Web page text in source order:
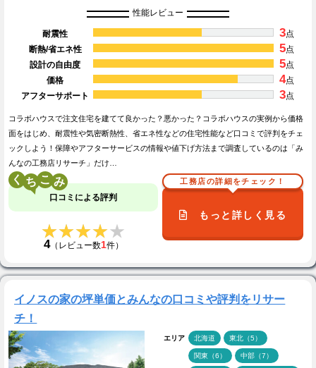
性能レビュー
耐震性 3点
断熱/省エネ性
5点
設計の自由度
5点
価格
4点
アフターサポート
3点
コラボハウスで注文住宅を建てて良かった？悪かった？コラボハウスの実例から価格
面をはじめ、耐震性や気密断熱性、省エネ性などの住宅性能など口コミで評判をチェ
ックしよう！保障やアフターサービスの情報や値下げ方法まで調査しているのは「み
んなの工務店リサーチ」だけ…
く こ
口コミによる評判
★★★★★
★★★★★
4（レビュー数1件）
工務店の詳細をチェック！
もっと詳しく見る
イノスの家の坪単価とみんなの口コミや評判をリサー
チ！
エリア 北海道 東北（5）
関東（6） 中部（7）